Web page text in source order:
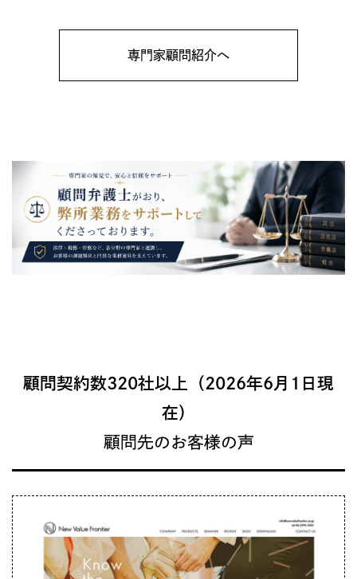
専門家顧問紹介へ
顧問契約数320社以上（2026年6月1日現
在）
顧問先のお客様の声